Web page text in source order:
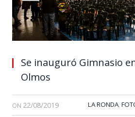
Se inauguró Gimnasio
Olmos
ON 22/08/2019 LA RONDA,